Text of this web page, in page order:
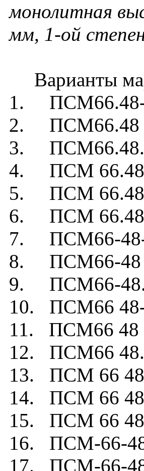
монолитная
мм, 1-ой
Варианты
1.
2. ПСМ66.48
3.
4. ПСМ
5. ПСМ 66.48
6. ПСМ
7. ПСМ66-
8. ПСМ66-48
9. ПСМ66-
10. ПСМ66
11. ПСМ66 48
12. ПСМ66
13. ПСМ 66
14. ПСМ 66
15. ПСМ 66
16. ПСМ-66-
17. ПСМ-66-